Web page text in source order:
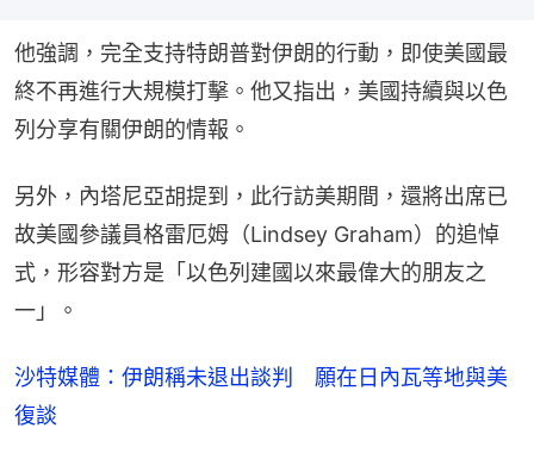
他強調，完全支持特朗普對伊朗的行動，即使美國最
終不再進行大規模打擊。他又指出，美國持續與以色
列分享有關伊朗的情報。
另外，內塔尼亞胡提到，此行訪美期間，還將出席已
故美國參議員格雷厄姆（Lindsey Graham）的追悼
式，形容對方是「以色列建國以來最偉大的朋友之
一」。
沙特媒體：伊朗稱未退出談判 願在日內瓦等地與美
復談